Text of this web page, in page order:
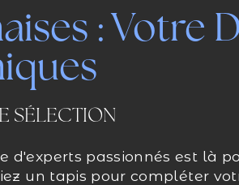
: Votre
SÉLECTION
d'experts passionnés est là
un tapis pour compléter